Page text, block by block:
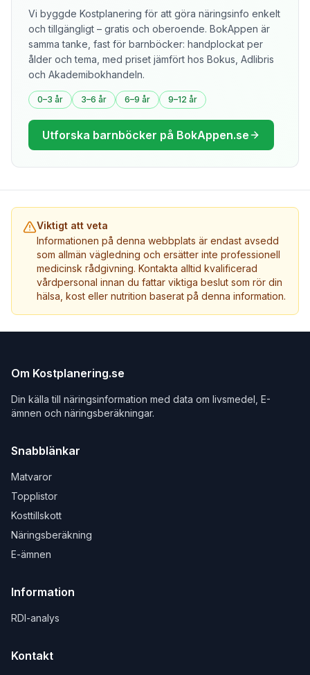
Vi byggde Kostplanering för att göra näringsinfo enkelt
och tillgängligt – gratis och oberoende. BokAppen är
samma tanke, fast för barnböcker: handplockat per
ålder och tema, med priset jämfört hos Bokus, Adlibris
och Akademibokhandeln.
0–3 år 3–6 år 6–9 år 9–12 år
Utforska barnböcker på BokAppen.se
Viktigt att veta
Informationen på denna webbplats är endast avsedd
som allmän vägledning och ersätter inte professionell
medicinsk rådgivning. Kontakta alltid kvalificerad
vårdpersonal innan du fattar viktiga beslut som rör din
hälsa, kost eller nutrition baserat på denna information.
Om Kostplanering.se
Din källa till näringsinformation med data om livsmedel, E-
ämnen och näringsberäkningar.
Snabblänkar
Matvaror
Topplistor
Kosttillskott
Näringsberäkning
E-ämnen
Information
RDI-analys
Kontakt